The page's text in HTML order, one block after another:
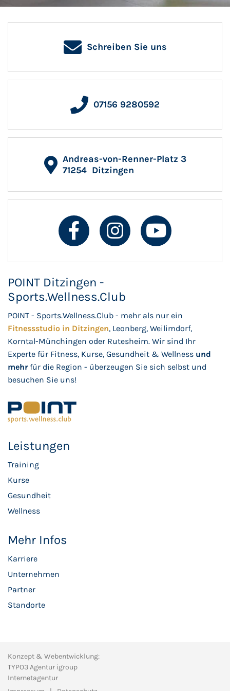
Schreiben Sie uns
07156 9280592
Andreas-von-Renner-Platz 3
71254 Ditzingen
POINT Ditzingen -
Sports.Wellness.Club
POINT - Sports.Wellness.Club - mehr als nur ein
Fitnessstudio in Ditzingen, Leonberg, Weilimdorf,
Korntal-Münchingen oder Rutesheim. Wir sind Ihr
Experte für Fitness, Kurse, Gesundheit & Wellness und
mehrfür die Region - überzeugen Sie sich selbst und
besuchen Sie uns!
Leistungen
Training
Kurse
Gesundheit
Wellness
Mehr Infos
Karriere
Unternehmen
Partner
Standorte
Konzept & Webentwicklung:
TYPO3 Agentur igroup
Internetagentur